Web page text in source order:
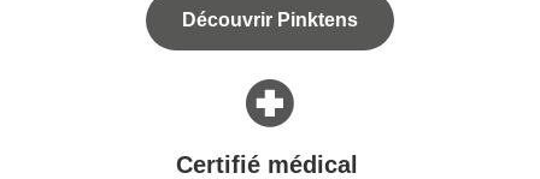
Découvrir Pinktens
Certifié médical